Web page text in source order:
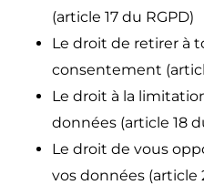
(article 17 du RGPD)
Le droit de retirer à
consentement
Le droit à la
données (article 18
Le droit de vous
vos données (article